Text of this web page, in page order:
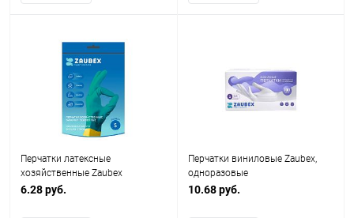
Перчатки латексные
хозяйственные Zaubex
БИКОЛОР, усиленные, зеленый,
6.28 руб.
Перчатки виниловые Zaubex,
одноразовые
10.68 руб.